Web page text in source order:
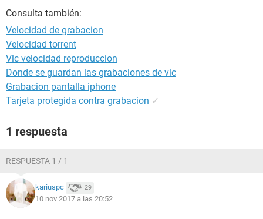
Consulta también:
Velocidad de grabacion
Velocidad torrent
Vlc velocidad reproduccion
Donde se guardan las grabaciones de vlc
Grabacion pantalla iphone
Tarjeta protegida contra grabacion ✓
1 respuesta
RESPUESTA 1 / 1
kariuspc 29
10 nov 2017 a las 20:52